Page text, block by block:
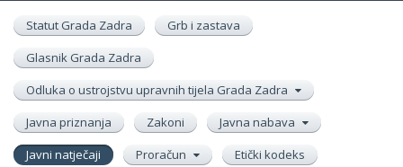
Statut Grada Zadra
Grb i zastava
Glasnik Grada Zadra
Odluka o ustrojstvu upravnih tijela Grada Zadra
Javna priznanja
Zakoni
Javna nabava
Javni natječaji
Proračun
Etički kodeks